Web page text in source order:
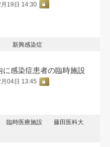
19日 14:30
新興感染症
に感染症患者の臨時施設
04日 13:45
臨時医療施設
藤田医科大